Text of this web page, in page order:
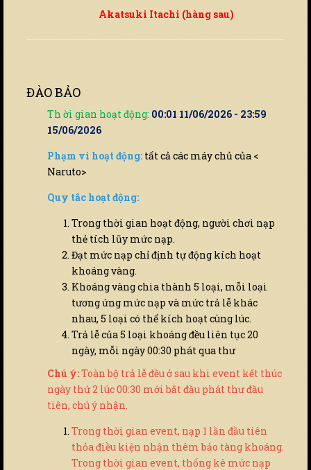
Akatsuki Itachi (hàng sau)
ĐÀO BẢO
Th ời gian hoạt động: 00:01 11/06/2026 - 23:59
15/06/2026
Phạm vi hoạt động: tất cả các máy chủ của <
Naruto>
Quy tắc hoạt động:
Trong thời gian hoạt động, người chơi nạp
thẻ tích lũy mức nạp.
Đạt mức nạp chỉ định tự động kích hoạt
khoáng vàng.
Khoáng vàng chia thành 5 loại, mỗi loại
tương ứng mức nạp và mức trả lễ khác
nhau, 5 loại có thể kích hoạt cùng lúc.
Trả lễ của 5 loại khoáng đều liên tục 20
ngày, mỗi ngày 00:30 phát qua thư
Chú ý:Toàn bộ trả lễ đều ở sau khi event kết thúc
ngày thứ 2 lúc 00:30 mới bắt đầu phát thư đầu
tiên, chú ý nhận.
Trong thời gian event, nạp 1 lần đầu tiên
thỏa điều kiện nhận thêm bảo tàng khoáng.
Trong thời gian event, thống kê mức nạp